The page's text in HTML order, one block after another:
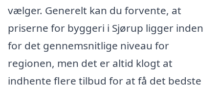
vælger. Generelt kan du forvente, at
priserne for byggeri i Sjørup ligger inden
for det gennemsnitlige niveau for
regionen, men det er altid klogt at
indhente flere tilbud for at få det bedste